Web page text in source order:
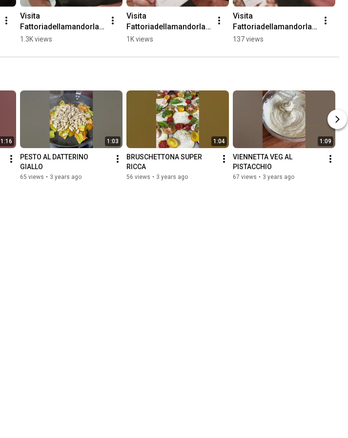
Visita
Fattoriadellamandorla.i
t1.3K views
Visita
Fattoriadellamandorla.i
t1K views
Visita
Fattoriadellamandorla.i
t137 views
1:16 1:03
PESTO AL DATTERINO
GIALLO
65 views • 3 years ago
1:04
BRUSCHETTONA SUPER
RICCA
56 views • 3 years ago
1:09
VIENNETTA VEG AL
PISTACCHIO
67 views • 3 years ago